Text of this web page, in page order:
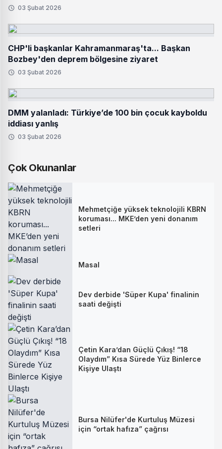
03 Şubat 2026
CHP'li başkanlar Kahramanmaraş'ta... Başkan
Bozbey'den deprem bölgesine ziyaret
03 Şubat 2026
DMM yalanladı: Türkiye’de 100 bin çocuk kayboldu
iddiası yanlış
03 Şubat 2026
Çok Okunanlar
Mehmetçiğe yüksek teknolojili KBRN
koruması... MKE’den yeni donanım
setleri
Masal
Dev derbide 'Süper Kupa' finalinin
saati değişti
Çetin Kara’dan Güçlü Çıkış! “18
Olaydım” Kısa Sürede Yüz Binlerce
Kişiye Ulaştı
Bursa Nilüfer'de Kurtuluş Müzesi
için “ortak hafıza” çağrısı